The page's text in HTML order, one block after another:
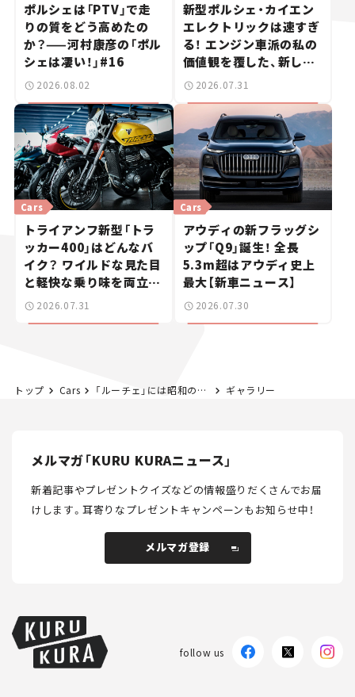
ポルシェは「PTV」で走
りの質をどう高めたの
か？——河村康彦の「ポル
シェは凄い！」#16
2026.08.02
新型ポルシェ・カイエン
エレクトリックは速すぎ
る！ エンジン車派の私の
価値観を覆した、新しい
ポルシェの走り。
2026.07.31
トライアンフ新型「トラ
ッカー400」はどんなバ
イク？ ワイルドな見た目
と軽快な乗り味を両立し
た400ccフラットトラッ
Cars
2026.07.31
アウディの新フラッグシ
ップ「Q9」誕生！ 全長
5.3m超はアウディ史上
最大【新車ニュース】
Cars
2026.07.30
トップ Cars 「ルーチェ」には昭和の雰囲気がよく似合う【ジオラマ作家・杉山武司の世界：その1】 ギャラリー
メルマガ「KURU KURAニュース」
新着記事やプレゼントクイズなどの情報盛りだくさんでお届
けします。耳寄りなプレゼントキャンペーンもお知らせ中！
メルマガ登録
follow us